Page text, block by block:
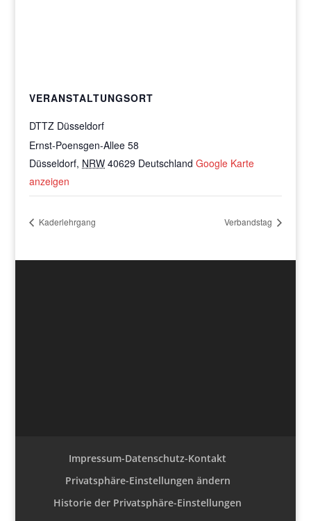
VERANSTALTUNGSORT
DTTZ Düsseldorf
Ernst-Poensgen-Allee 58
Düsseldorf, NRW 40629 Deutschland Google Karte
anzeigen
Kaderlehrgang Verbandstag
Impressum-Datenschutz-Kontakt
Privatsphäre-Einstellungen ändern
Historie der Privatsphäre-Einstellungen